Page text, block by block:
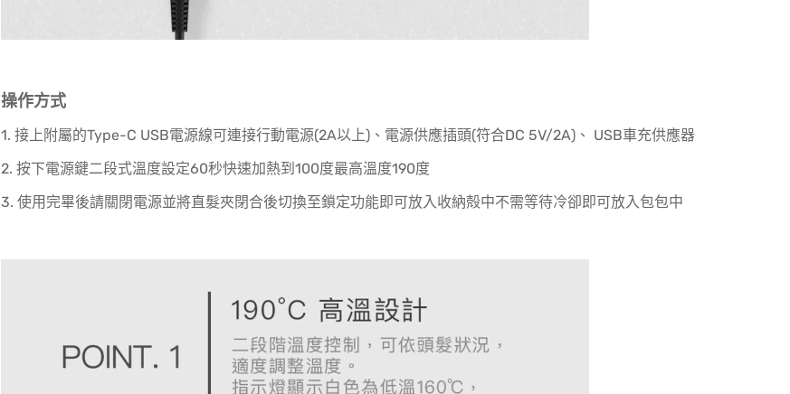
操作方式
1. 接上附屬的Type-C USB電源線可連接行動電源(2A以上)、電源供應插頭(符合DC 5V/2A)、 USB車充供應器
2. 按下電源鍵二段式溫度設定60秒快速加熱到100度最高溫度190度
3. 使用完畢後請關閉電源並將直髮夾閉合後切換至鎖定功能即可放入收納殻中不需等待冷卻即可放入包包中